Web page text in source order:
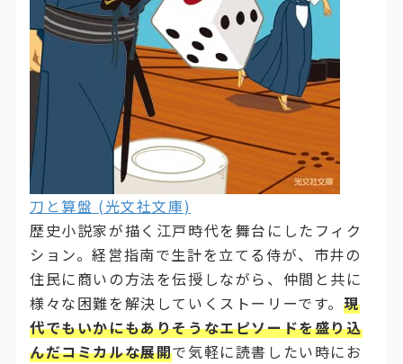
刀と算盤 (光文社文庫)
歴史小説家が描く江戸時代を舞台にしたフィク
ション。経営指南で生計を立てる侍が、市井の
住民に商いの方法を伝授しながら、仲間と共に
様々な困難を解決していくストーリーです。 現
代でもいかにもありそうなエピソードを盛り込
んだコミカルな展開で気軽に読書したい時にお